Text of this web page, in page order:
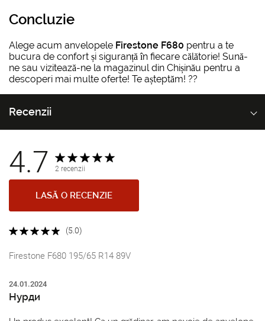
Concluzie
Alege acum anvelopele Firestone F680 pentru a te
bucura de confort și siguranță în fiecare călătorie! Sună-
ne sau vizitează-ne la magazinul din Chișinău pentru a
descoperi mai multe oferte! Te așteptăm! ??
Recenzii
4.7 2 recenzii
LASĂ O RECENZIE
(5.0)
Firestone F680 195/65 R14 89V
24.01.2024
Нурди